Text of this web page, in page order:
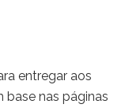
entregar aos
base nas páginas